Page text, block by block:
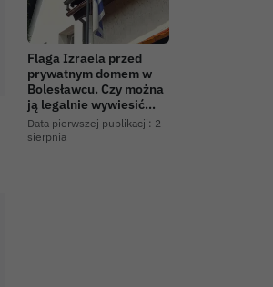
Flaga Izraela przed
prywatnym domem w
Bolesławcu. Czy można
ją legalnie wywiesić…
Data pierwszej publikacji: 2
sierpnia